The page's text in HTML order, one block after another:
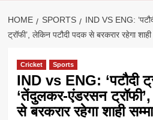
HOME SPORTS
IND VS ENG:
ट्रॉफी’, लेकिन पटौदी पदक से बरकरार रहेगा शाही
Cricket Sports
IND vs ENG: ‘पटौदी
‘तेंदुलकर-एंडरसन
से बरकरार रहेगा शाही